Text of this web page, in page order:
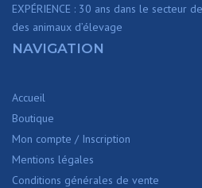
EXPÉRIENCE : 30 ans dans le secteur
des animaux d’élevage
NAVIGATION
Accueil
Boutique
Mon compte / Inscription
Mentions légales
Conditions générales de vente